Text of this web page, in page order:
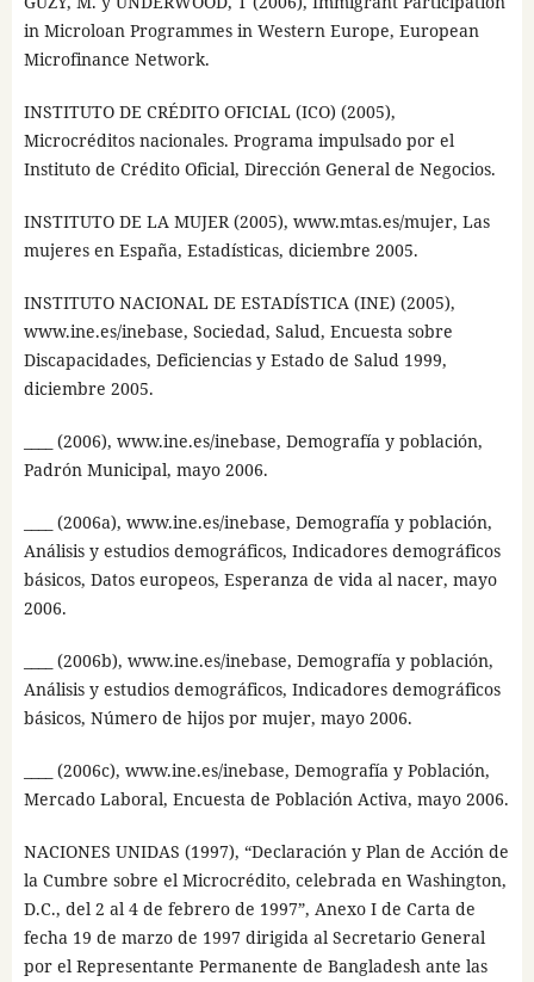
in Microloan Programmes in Western Europe, European
Microfinance Network.
INSTITUTO DE CRÉDITO OFICIAL (ICO) (2005),
Microcréditos nacionales. Programa impulsado por el
Instituto de Crédito Oficial, Dirección General de Negocios.
INSTITUTO DE LA MUJER (2005), www.mtas.es/mujer, Las
mujeres en España, Estadísticas, diciembre 2005.
INSTITUTO NACIONAL DE ESTADÍSTICA (INE) (2005),
www.ine.es/inebase, Sociedad, Salud, Encuesta sobre
Discapacidades, Deficiencias y Estado de Salud 1999,
diciembre 2005.
____ (2006), www.ine.es/inebase, Demografía y población,
Padrón Municipal, mayo 2006.
____ (2006a), www.ine.es/inebase, Demografía y población,
Análisis y estudios demográficos, Indicadores demográficos
básicos, Datos europeos, Esperanza de vida al nacer, mayo
2006.
____ (2006b), www.ine.es/inebase, Demografía y población,
Análisis y estudios demográficos, Indicadores demográficos
básicos, Número de hijos por mujer, mayo 2006.
____ (2006c), www.ine.es/inebase, Demografía y Población,
Mercado Laboral, Encuesta de Población Activa, mayo 2006.
NACIONES UNIDAS (1997), “Declaración y Plan de Acción de
la Cumbre sobre el Microcrédito, celebrada en Washington,
D.C., del 2 al 4 de febrero de 1997”, Anexo I de Carta de
fecha 19 de marzo de 1997 dirigida al Secretario General
por el Representante Permanente de Bangladesh ante las